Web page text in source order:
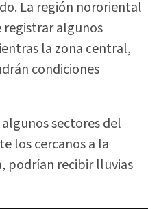
La región nororiental
algunos
la zona central,
condiciones
sectores del
los cercanos a la
podrían recibir lluvias